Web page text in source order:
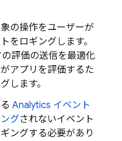
の操作をユーザーが
をロギングします。
評価の送信を最適化
アプリを評価するた
します。
Analytics イベント
グされないイベント
ングする必要があり